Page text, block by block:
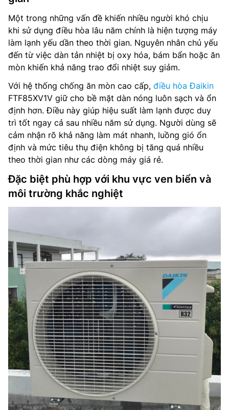
Một trong những vấn đề khiến nhiều người khó chịu
khi sử dụng điều hòa lâu năm chính là hiện tượng máy
làm lạnh yếu dần theo thời gian. Nguyên nhân chủ yếu
đến từ việc dàn tản nhiệt bị oxy hóa, bám bẩn hoặc ăn
mòn khiến khả năng trao đổi nhiệt suy giảm.
Với hệ thống chống ăn mòn cao cấp, điều hòa Đaikin
FTF85XV1V giữ cho bề mặt dàn nóng luôn sạch và ổn
định hơn. Điều này giúp hiệu suất làm lạnh được duy
trì tốt ngay cả sau nhiều năm sử dụng. Người dùng sẽ
cảm nhận rõ khả năng làm mát nhanh, luồng gió ổn
định và mức tiêu thụ điện không bị tăng quá nhiều
theo thời gian như các dòng máy giá rẻ.
Đặc biệt phù hợp với khu vực ven biển và
môi trường khắc nghiệt